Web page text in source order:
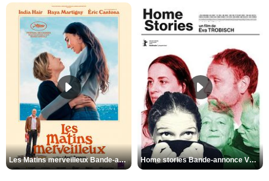
Les Matins merveilleux Bande-annonce VF Home stories Bande-annonce VO STFR